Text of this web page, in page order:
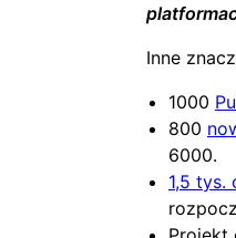
Inne
1000
800
6000.
1,5 tys.